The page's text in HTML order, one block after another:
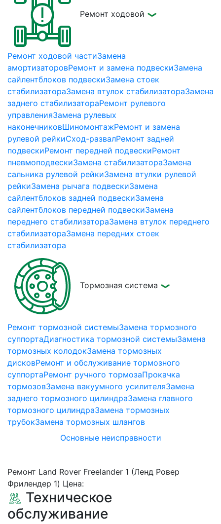
Ремонт ходовой
Ремонт ходовой частиЗамена
амортизаторовРемонт и замена подвескиЗамена
сайлентблоков подвескиЗамена стоек
стабилизатораЗамена втулок стабилизатораЗамена
заднего стабилизатораРемонт рулевого
управленияЗамена рулевых
наконечниковШиномонтажРемонт и замена
рулевой рейкиСход-развалРемонт задней
подвескиРемонт передней подвескиРемонт
пневмоподвескиЗамена стабилизатораЗамена
сальника рулевой рейкиЗамена втулки рулевой
рейкиЗамена рычага подвескиЗамена
сайлентблоков задней подвескиЗамена
сайлентблоков передней подвескиЗамена
переднего стабилизатораЗамена втулок переднего
стабилизатораЗамена передних стоек
стабилизатора
Тормозная система
Ремонт тормозной системыЗамена тормозного
суппортаДиагностика тормозной системыЗамена
тормозных колодокЗамена тормозных
дисковРемонт и обслуживание тормозного
суппортаРемонт ручного тормозаПрокачка
тормозовЗамена вакуумного усилителяЗамена
заднего тормозного цилиндраЗамена главного
тормозного цилиндраЗамена тормозных
трубокЗамена тормозных шлангов
Основные неисправности
Ремонт Land Rover Freelander 1 (Ленд Ровер
Фрилендер 1) Цена:
Техническое
обслуживание